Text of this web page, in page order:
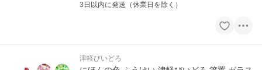
3日以内に発送（休業日を除く）
津軽びいどろ